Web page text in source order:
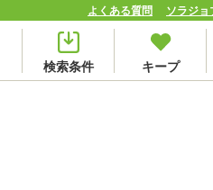
よくある質問 ソラジョ
検索条件 キープ